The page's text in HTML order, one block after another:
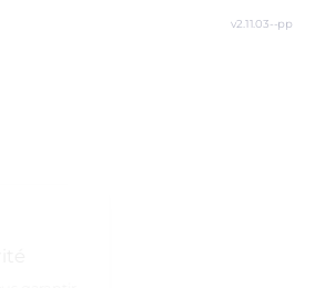
v2.11.03--pp